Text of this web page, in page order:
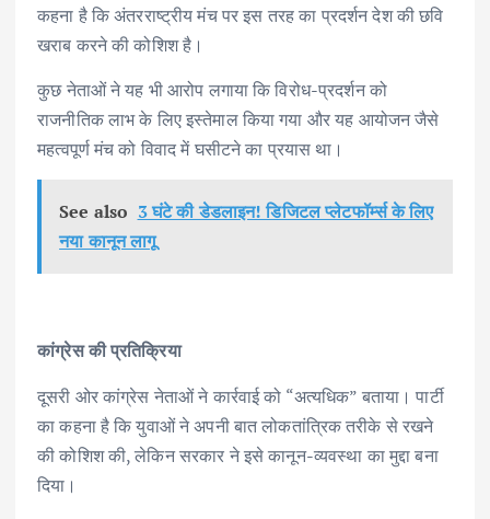
कहना है कि अंतरराष्ट्रीय मंच पर इस तरह का प्रदर्शन देश की छवि
खराब करने की कोशिश है।
कुछ नेताओं ने यह भी आरोप लगाया कि विरोध-प्रदर्शन को
राजनीतिक लाभ के लिए इस्तेमाल किया गया और यह आयोजन जैसे
महत्वपूर्ण मंच को विवाद में घसीटने का प्रयास था।
See also 3 घंटे की डेडलाइन! डिजिटल प्लेटफॉर्म्स के लिए
नया कानून लागू
कांग्रेस की प्रतिक्रिया
दूसरी ओर कांग्रेस नेताओं ने कार्रवाई को “अत्यधिक” बताया। पार्टी
का कहना है कि युवाओं ने अपनी बात लोकतांत्रिक तरीके से रखने
की कोशिश की, लेकिन सरकार ने इसे कानून-व्यवस्था का मुद्दा बना
दिया।